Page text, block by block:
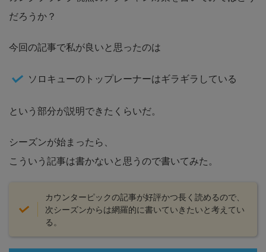
だろうか？
今回の記事で私が良いと思ったのは
ソロキューのトップレーナーはギラギラしている
という部分が説明できたくらいだ。
シーズンが始まったら、
こういう記事は書かないと思うので書いてみた。
カウンターピックの記事が好評かつ長く読めるので、
次シーズンからは網羅的に書いていきたいと考えてい
る。